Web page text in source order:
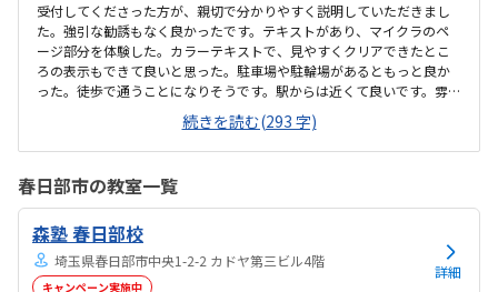
受付してくださった方が、親切で分かりやすく説明していただきまし
た。強引な勧誘もなく良かったです。テキストがあり、マイクラのペ
ージ部分を体験した。カラーテキストで、見やすくクリアできたとこ
ろの表示もできて良いと思った。駐車場や駐輪場があるともっと良か
った。徒歩で通うことになりそうです。駅からは近くて良いです。雰囲
気も良く、清潔感もあった。部屋が区切られていて、個人スペースも
確保されていて良かった。基本料金以外に、追加料金があまり無さそ
うで良かった。できれば、毎月1万以内で通いたいです。子供に熱心に
気持ちになれて良かった。
続きを読む(293 字)
春日部市の教室一覧
森塾 春日部校
埼玉県春日部市中央1-2-2 カドヤ第三ビル4階
キャンペーン実施中
詳細